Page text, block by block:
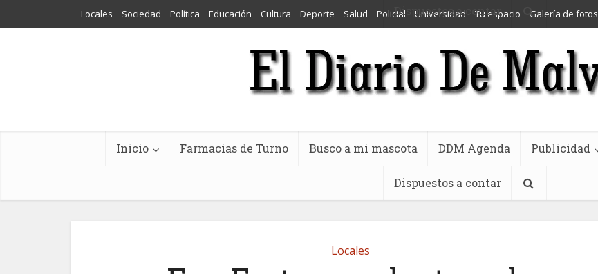
Dispuestos a contar
Locales Sociedad Política Educación Cultura Deporte Salud Policial Universidad Tu espacio Galería de fotos
Inicio Farmacias de Turno Busco a mi mascota DDM Agenda Publicidad
Dispuestos a contar
Locales